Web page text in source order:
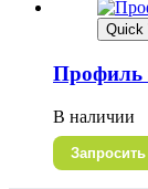
Quick
Профиль
В наличии